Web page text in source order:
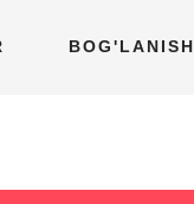
BOG'LANISH